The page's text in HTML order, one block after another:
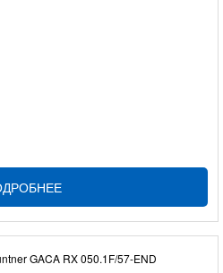
GACA RX 050.1F/57-END